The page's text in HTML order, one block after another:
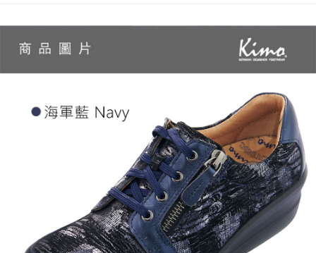
lama untuk dihantar). Oleh itu, anda dikehendaki membuat pembayaran
kepada AFTEE dalam tempoh sama ada anda menerima pesanan.
1. Jumlah yang diperakui untuk pengguna kali pertama boleh sehingga
NT$10,000. Amaun diperakui sebenar yang diluluskan akan berdasarkan
keputusan pensijilan dan semakan oleh AFTEE.
2. Amaun perbelanjaan minimum mestilah lebih besar daripada NT$20.
3. Pada masa ini hanya tersedia untuk ahli Taiwan.
Perkhidmatan AFTEE Beli Sekarang Bayar Kemudian disediakan oleh NP
Taiwan, Inc. dan AFTEE akan membuat bil kepada pengguna. AFTEE
akan menggunakan data peribadi yang dikumpul (termasuk nama
pembeli, no. telefon, nama penerima, no. telefon, alamat penerima) untuk
penggunaan perkhidmatan. Sila rujuk kepada "Penyata Pengumpulan
Data Peribadi, Pemprosesan, Penggunaan"
NT$60/pesanan | Penghantaran percuma untuk pesanan
NT$1,000 atau lebih